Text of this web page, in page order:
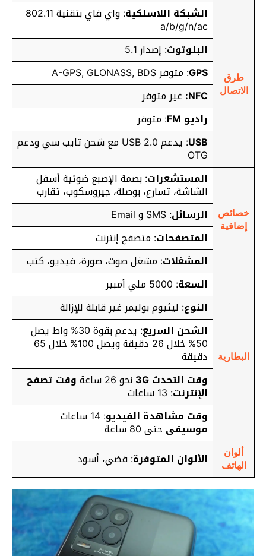
طرق
الاتصال
الشبكة اللاسلكية : واي فاي بتقنية 802.11
a/b/g/n/ac
البلوتوث: إصدار 5.1
GPS: متوفر A-GPS, GLONASS, BDS
NFC: غير متوفر
راديو FM
: متوفر
USB
: يدعم USB 2.0 مع شحن تايب سي ودعم
OTG
خصائص
إضافية
المستشعرات: بصمة الإصبع ضوئية أسفل
الشاشة، تسارع، بوصلة، جيروسكوب، تقارب
الرسائل: SMS و Email
المتصفحات: متصفح إنترنت
المشغلات: مشغل صوت، صورة، فيديو، كتب
البطارية
السعة: 5000 ملي أمبير
النوع: ليثيوم بوليمر غير قابلة للإزالة
الشحن السريع: يدعم بقوة 30% واط يصل
50% خلال 26 دقيقة ويصل 100% خلال 65
دقيقة
وقت التحدث 3G
نحو 26 ساعة وقت تصفح
الإنترنت: 13 ساعات
وقت مشاهدة الفيديو: 14 ساعات
موسيقى حتى 80 ساعة
ألوان
الهاتف
الألوان المتوفرة: فضي، أسود